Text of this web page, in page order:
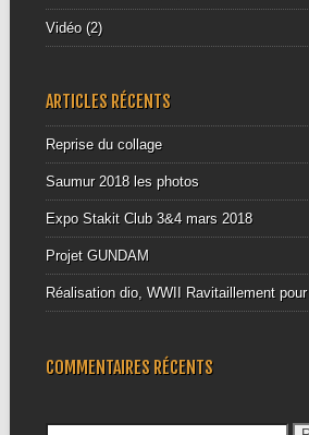
Vidéo(2)
ARTICLES RÉCENTS
Reprise du collage
Saumur 2018 les photos
Expo Stakit Club 3&4 mars 2018
Projet GUNDAM
Réalisation dio, WWII Ravitaillement pour
COMMENTAIRES RÉCENTS